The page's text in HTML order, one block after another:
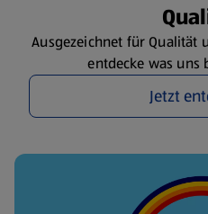
Ausgezeichnet für Qualität
entdecke was uns
Jetzt